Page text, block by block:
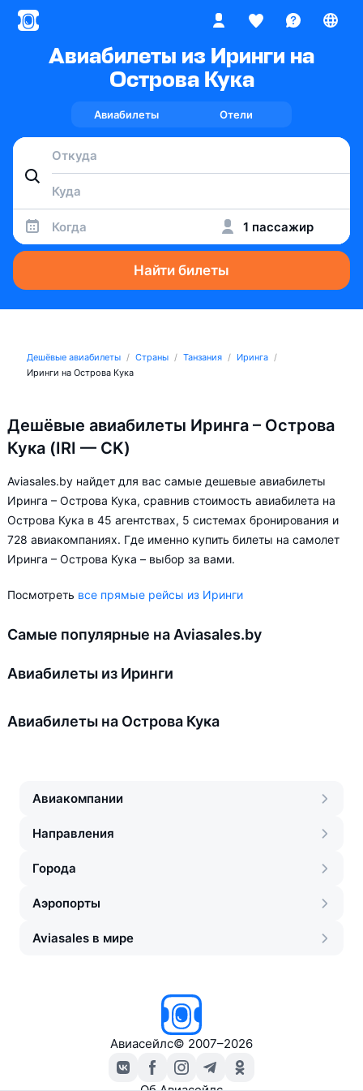
Авиабилеты из Иринги на
Острова Кука
Авиабилеты Отели
Когда 1 пассажир
Найти билеты
Дешёвые авиабилеты Страны Танзания
Иринга
Иринги на Острова Кука
Дешёвые авиабилеты Иринга – Острова
Кука (IRI — CK)
Aviasales.by найдет для вас самые дешевые авиабилеты
Иринга – Острова Кука, сравнив стоимость авиабилета на
Острова Кука в 45 агентствах, 5 системах бронирования и
728 авиакомпаниях. Где именно купить билеты на самолет
Иринга – Острова Кука – выбор за вами.
Посмотреть все прямые рейсы из Иринги
Самые популярные на Aviasales.by
Авиабилеты из Иринги
Авиабилеты на Острова Кука
Авиакомпании
Направления
Города
Аэропорты
Aviasales в мире
Авиасейлс© 2007–2026